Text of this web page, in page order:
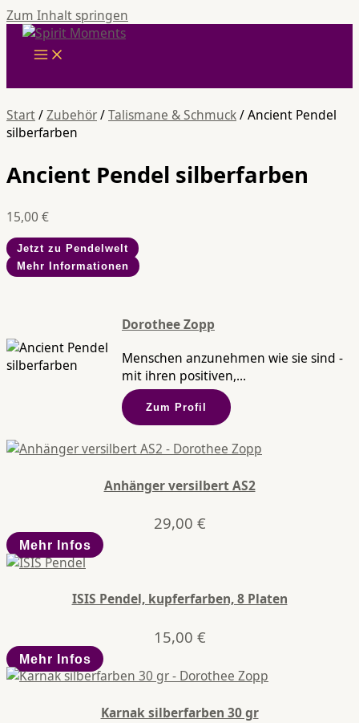
Zum Inhalt springen
Start/Zubehör/Talismane & Schmuck/ Ancient Pendel
silberfarben
Ancient Pendel silberfarben
15,00 €
Jetzt zu Pendelwelt
Mehr Informationen
Dorothee Zopp
Menschen anzunehmen wie sie sind -
mit ihren positiven,...
Zum Profil
Anhänger versilbert AS2
29,00 €
Mehr Infos
ISIS Pendel, kupferfarben, 8 Platen
15,00 €
Mehr Infos
Karnak silberfarben 30 gr